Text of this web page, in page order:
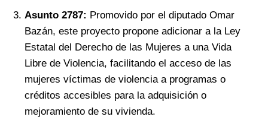
Asunto 2787: Promovido por el diputado Omar
Bazán, este proyecto propone adicionar a la Ley
Estatal del Derecho de las Mujeres a una Vida
Libre de Violencia, facilitando el acceso de las
mujeres víctimas de violencia a programas o
créditos accesibles para la adquisición o
mejoramiento de su vivienda.